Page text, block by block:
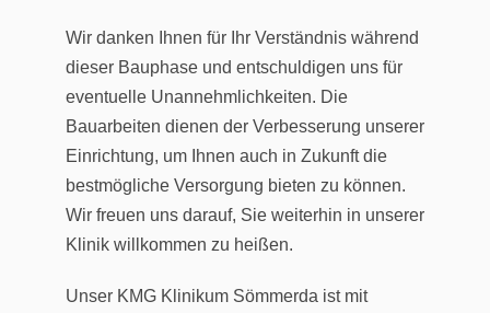
Wir danken Ihnen für Ihr Verständnis während
dieser Bauphase und entschuldigen uns für
eventuelle Unannehmlichkeiten. Die
Bauarbeiten dienen der Verbesserung unserer
Einrichtung, um Ihnen auch in Zukunft die
bestmögliche Versorgung bieten zu können.
Wir freuen uns darauf, Sie weiterhin in unserer
Klinik willkommen zu heißen.
Unser KMG Klinikum Sömmerda ist mit